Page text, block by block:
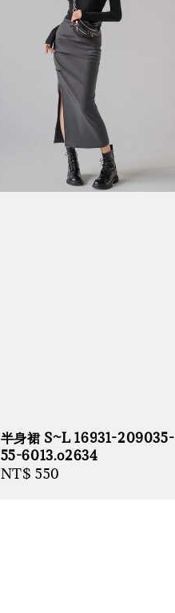
半身裙 S~L 16931-209035-
55-6013.o2634
Regular
NT$ 550